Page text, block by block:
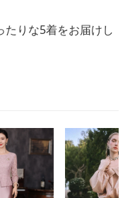
りな5着をお届けし